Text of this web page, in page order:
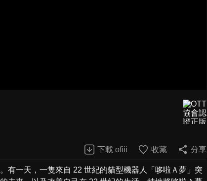
下載 ofiii 收藏 分享
有一天，一隻來自 22 世紀的貓型機器人「哆啦Ａ夢」突